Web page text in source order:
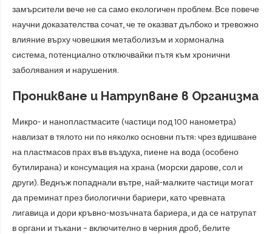
замърсители вече не са само екологичен проблем. Все повече
научни доказателства сочат, че те оказват дълбоко и тревожно
влияние върху човешкия метаболизъм и хормонална
система, потенциално отключвайки пътя към хронични
заболявания и нарушения.
Проникване и Натрупване в Организма
Микро- и нанопластмасите (частици под 100 нанометра)
навлизат в тялото ни по няколко основни пътя: чрез вдишване
на пластмасов прах във въздуха, пиене на вода (особено
бутилирана) и консумация на храна (морски дарове, сол и
други). Веднъж попаднали вътре, най-малките частици могат
да преминат през биологични бариери, като чревната
лигавица и дори кръвно-мозъчната бариера, и да се натрупат
в органи и тъкани – включително в черния дроб, белите